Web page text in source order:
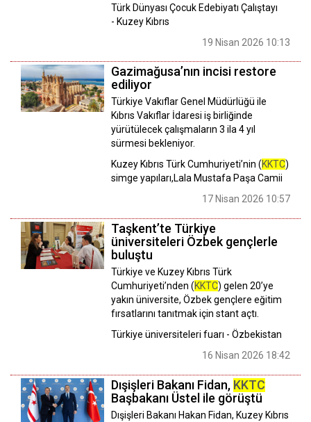
Türk Dünyası Çocuk Edebiyatı Çalıştayı
- Kuzey Kıbrıs
19 Nisan 2026 10:13
Gazimağusa’nın incisi restore
ediliyor
Türkiye Vakıflar Genel Müdürlüğü ile
Kıbrıs Vakıflar İdaresi iş birliğinde
yürütülecek çalışmaların 3 ila 4 yıl
sürmesi bekleniyor.
Kuzey Kıbrıs Türk Cumhuriyeti’nin (KKTC)
simge yapıları,Lala Mustafa Paşa Camii
17 Nisan 2026 10:57
Taşkent’te Türkiye
üniversiteleri Özbek gençlerle
buluştu
Türkiye ve Kuzey Kıbrıs Türk
Cumhuriyeti’nden (KKTC) gelen 20’ye
yakın üniversite, Özbek gençlere eğitim
fırsatlarını tanıtmak için stant açtı.
Türkiye üniversiteleri fuarı - Özbekistan
16 Nisan 2026 18:42
Dışişleri Bakanı Fidan, KKTC
Başbakanı Üstel ile görüştü
Dışişleri Bakanı Hakan Fidan, Kuzey Kıbrıs